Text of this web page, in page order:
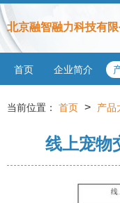
北京融智融力科技有限
首页 企业简介
当前位置： 首页 > 产品
线上宠物